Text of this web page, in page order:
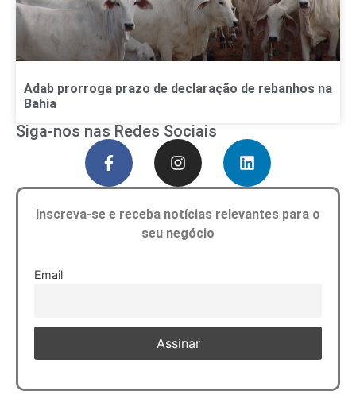
Adab prorroga prazo de declaração de rebanhos na
Bahia
Siga-nos nas Redes Sociais
Inscreva-se e receba notícias relevantes para o
seu negócio
Email